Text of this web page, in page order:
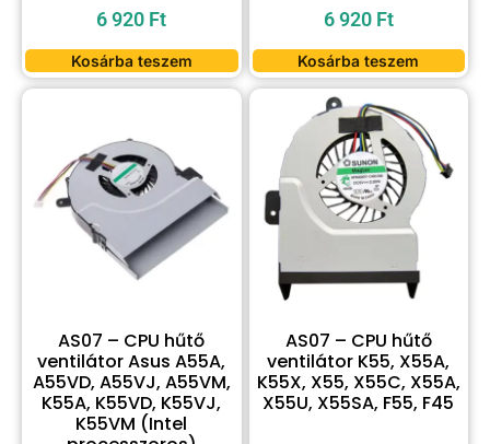
6 920 Ft
Kosárba teszem
6 920 Ft
Kosárba teszem
AS07 – CPU hűtő
ventilátor Asus A55A,
A55VD, A55VJ, A55VM,
K55A, K55VD, K55VJ,
K55VM (Intel
AS07 – CPU hűtő
ventilátor K55, X55A,
K55X, X55, X55C, X55A,
X55U, X55SA, F55, F45